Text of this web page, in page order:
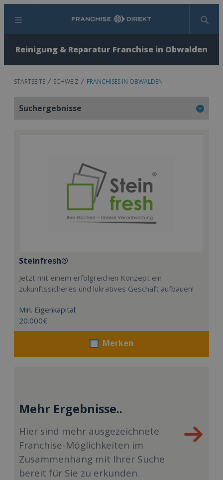
Menü Suchen
Reinigung & Reparatur Franchise in Obwalden
STARTSEITE SCHWEIZ FRANCHISES IN OBWALDEN
Suchergebnisse
Steinfresh®
Jetzt mit einem erfolgreichen Konzept ein
zukunftssicheres und lukratives Geschäft aufbauen!
Min. Eigenkapital:
20.000€
Merken
Mehr Ergebnisse..
Hier sind mehr ausgezeichnete
Franchise-Möglichkeiten im
Zusammenhang mit Ihrer Suche
bereit für Sie zu erkunden.